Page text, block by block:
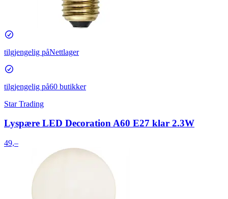
tilgjengelig påNettlager
tilgjengelig på60 butikker
Star Trading
Lyspære LED Decoration A60 E27 klar 2.3W
49,–